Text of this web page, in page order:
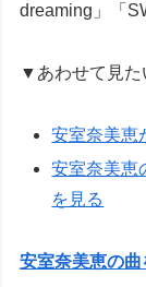
dreaming」「
▼あわせて見た
安室奈美恵
安室奈美恵
を見る
安室奈美恵の